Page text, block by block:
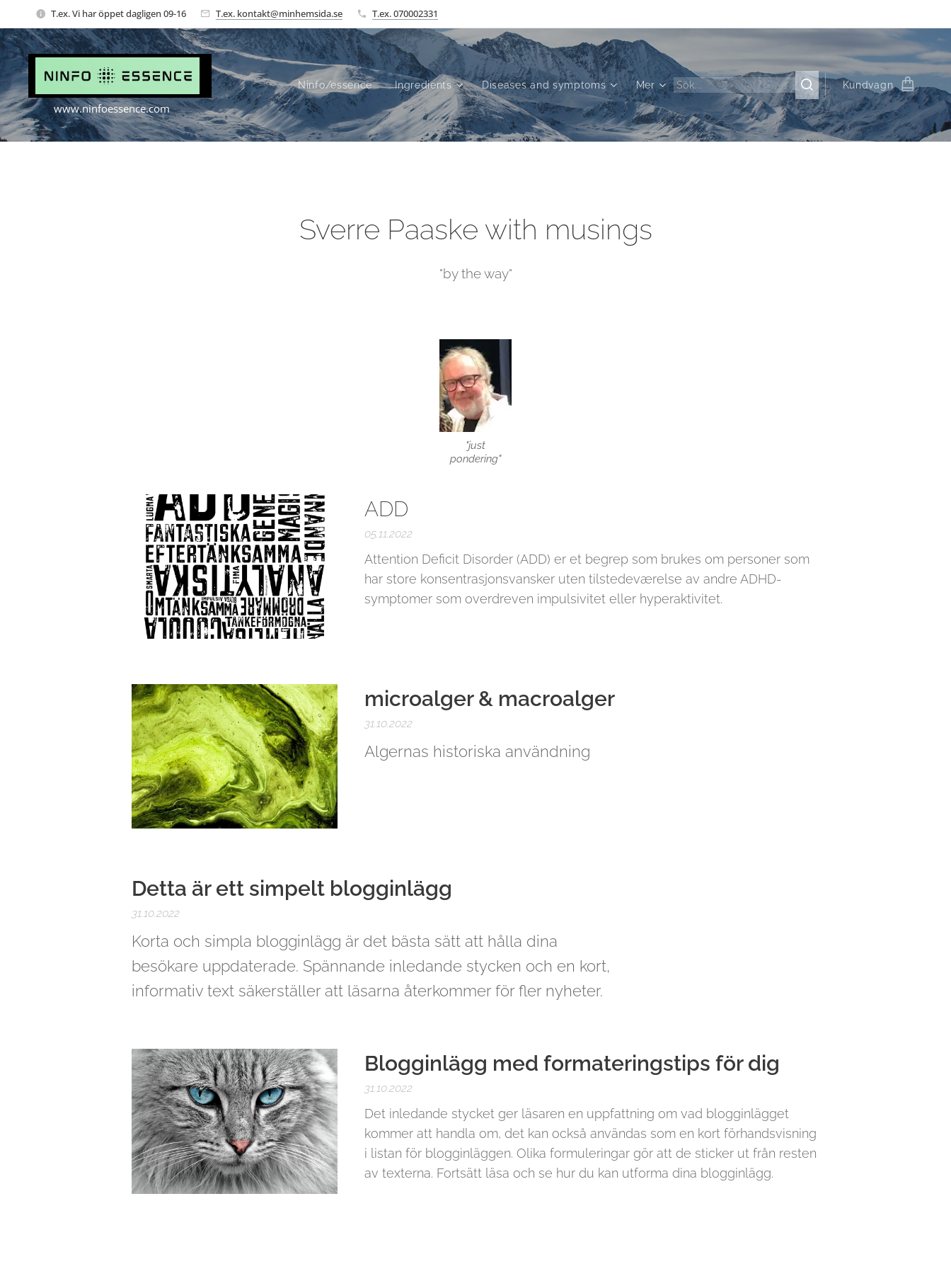
T.ex. Vi har öppet dagligen 09-16 T.ex. kontakt@minhemsida.se T.ex. 070002331
www.ninfoessence.com
Ninfo/essence Ingredients Diseases and symptoms Mer Kundvagn
Sverre Paaske with musings
"by the way"
"just
pondering"
ADD
05.11.2022
Attention Deficit Disorder (ADD) er et begrep som brukes om personer som
har store konsentrasjonsvansker uten tilstedeværelse av andre ADHD-
symptomer som overdreven impulsivitet eller hyperaktivitet.
microalger & macroalger
31.10.2022
Algernas historiska användning
Detta är ett simpelt blogginlägg
31.10.2022
Korta och simpla blogginlägg är det bästa sätt att hålla dina
besökare uppdaterade. Spännande inledande stycken och en kort,
informativ text säkerställer att läsarna återkommer för fler nyheter.
Blogginlägg med formateringstips för dig
31.10.2022
Det inledande stycket ger läsaren en uppfattning om vad blogginlägget
kommer att handla om, det kan också användas som en kort förhandsvisning
i listan för blogginläggen. Olika formuleringar gör att de sticker ut från resten
av texterna. Fortsätt läsa och se hur du kan utforma dina blogginlägg.